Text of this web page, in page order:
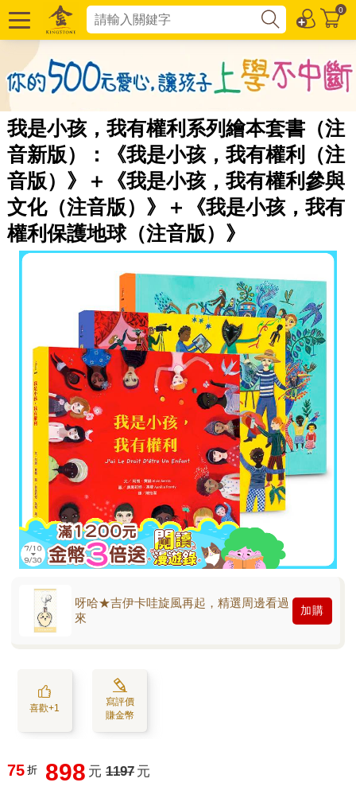
0
我是小孩，我有權利系列繪本套書（注
音新版）：《我是小孩，我有權利（注
音版）》＋《我是小孩，我有權利參與
文化（注音版）》＋《我是小孩，我有
權利保護地球（注音版）》
呀哈★吉伊卡哇旋風再起，精選周邊看過
來
加購
喜歡+1
寫評價
賺金幣
75 折 898 元 1197 元